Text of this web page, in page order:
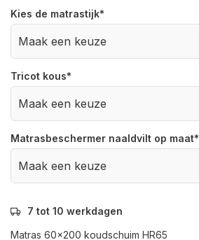
Kies de matrastijk*
Tricot kous*
Matrasbeschermer naaldvilt op maat*
7 tot 10 werkdagen
Matras 60x200 koudschuim HR65